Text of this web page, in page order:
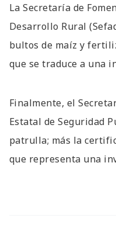
La Secretaría de
Desarrollo Rural
bultos de maíz y
que se traduce a una
Finalmente, el
Estatal de Seguridad
patrulla; más la
que representa una